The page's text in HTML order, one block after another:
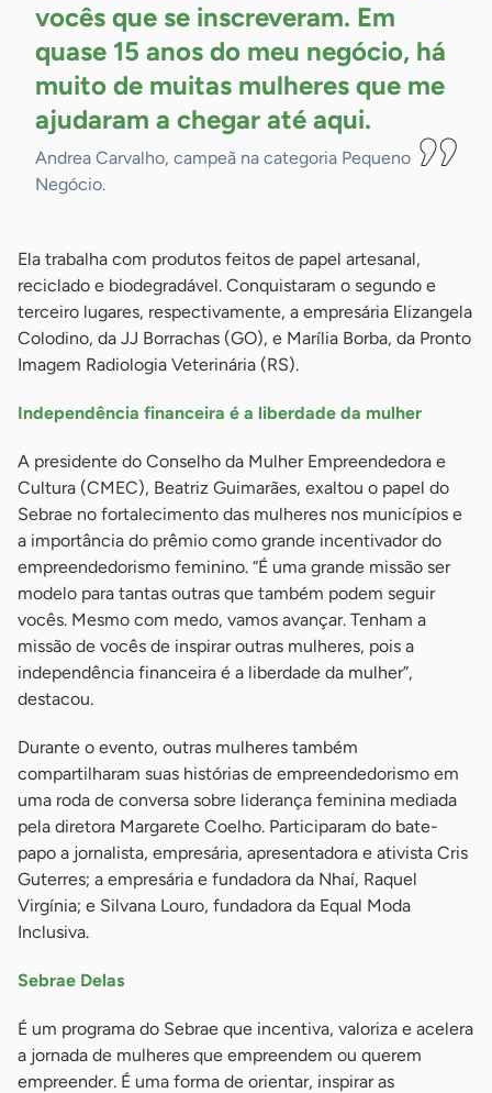
vocês que se inscreveram. Em
quase 15 anos do meu negócio, há
muito de muitas mulheres que me
ajudaram a chegar até aqui.
Andrea Carvalho, campeã na categoria Pequeno
Negócio.
Ela trabalha com produtos feitos de papel artesanal,
reciclado e biodegradável. Conquistaram o segundo e
terceiro lugares, respectivamente, a empresária Elizangela
Colodino, da JJ Borrachas (GO), e Marília Borba, da Pronto
Imagem Radiologia Veterinária (RS).
Independência financeira é a liberdade da mulher
A presidente do Conselho da Mulher Empreendedora e
Cultura (CMEC), Beatriz Guimarães, exaltou o papel do
Sebrae no fortalecimento das mulheres nos municípios e
a importância do prêmio como grande incentivador do
empreendedorismo feminino. “É uma grande missão ser
modelo para tantas outras que também podem seguir
vocês. Mesmo com medo, vamos avançar. Tenham a
missão de vocês de inspirar outras mulheres, pois a
independência financeira é a liberdade da mulher”,
destacou.
Durante o evento, outras mulheres também
compartilharam suas histórias de empreendedorismo em
uma roda de conversa sobre liderança feminina mediada
pela diretora Margarete Coelho. Participaram do bate-
papo a jornalista, empresária, apresentadora e ativista Cris
Guterres; a empresária e fundadora da Nhaí, Raquel
Virgínia; e Silvana Louro, fundadora da Equal Moda
Inclusiva.
Sebrae Delas
É um programa do Sebrae que incentiva, valoriza e acelera
a jornada de mulheres que empreendem ou querem
empreender. É uma forma de orientar, inspirar as